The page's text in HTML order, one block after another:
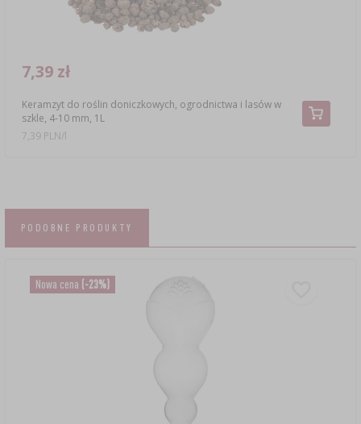
Keramzyt do roślin doniczkowych, ogrodnictwa i lasów w
szkle, 4-10 mm, 1L
7,39 zł
7,39 PLN/l
PODOBNE PRODUKTY
Nowa cena (-23%)